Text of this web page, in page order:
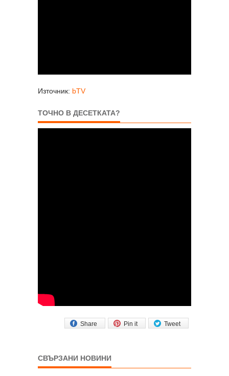
Източник: bTV
ТОЧНО В ДЕСЕТКАТА?
Tweet
Pin it
Share
СВЪРЗАНИ НОВИНИ